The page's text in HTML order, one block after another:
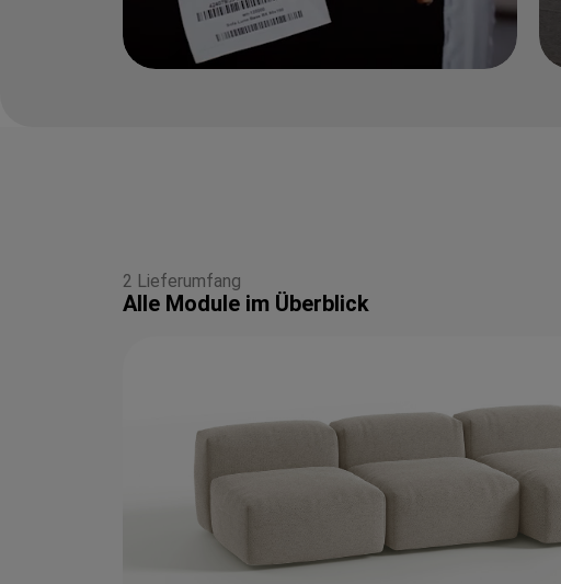
2 Lieferumfang
Alle Module im Überblick